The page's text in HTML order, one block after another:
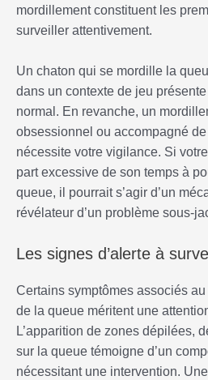
mordillement constituent les
surveiller attentivement.
Un chaton qui se mordille la
dans un contexte de jeu
normal. En revanche, un
obsessionnel ou accompagné de
nécessite votre vigilance. Si
part excessive de son temps à
queue, il pourrait s’agir d’un
révélateur d’un problème sous-
Les signes d’alerte à
Certains symptômes associés
de la queue méritent une
L’apparition de zones dépilées,
sur la queue témoigne d’un
nécessitant une intervention. Une